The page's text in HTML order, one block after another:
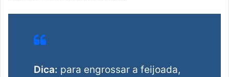
Dica: para engrossar a feijoada,